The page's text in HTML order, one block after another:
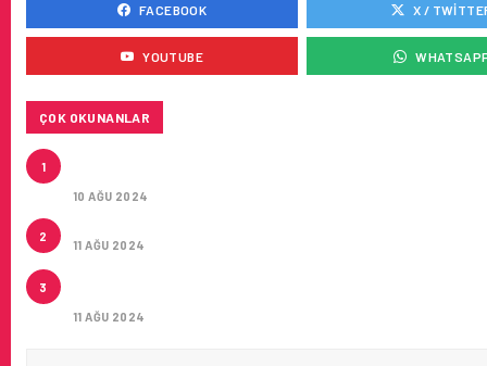
FACEBOOK X /
YOUTUBE
ÇOK OKUNANLAR
1
10 AĞU 2024
2
11 AĞU 2024
3
11 AĞU 2024